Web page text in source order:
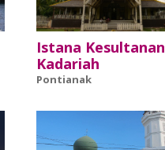
Istana Kesultanan
Kadariah
Pontianak